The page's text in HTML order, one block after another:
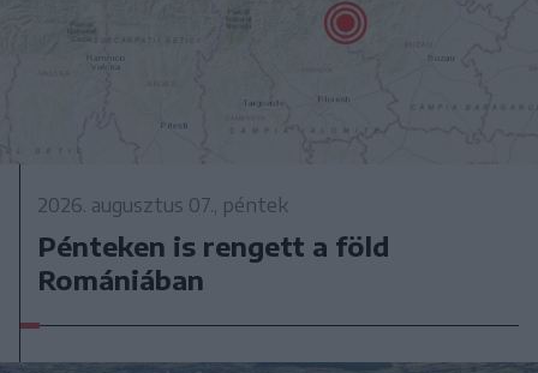
2026. augusztus 07., péntek
Pénteken is rengett a föld
Romániában